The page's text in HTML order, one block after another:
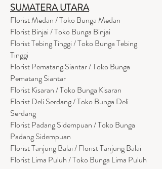
SUMATERA UTARA
Florist Medan / Toko Bunga Medan
Florist Binjai / Toko Bunga Binjai
Florist Tebing Tinggi / Toko Bunga Tebing
Tinggi
Florist Pematang Siantar / Toko Bunga
Pematang Siantar
Florist Kisaran / Toko Bunga Kisaran
Florist Deli Serdang / Toko Bunga Deli
Serdang
Florist Padang Sidempuan / Toko Bunga
Padang Sidempuan
Florist Tanjung Balai / Florist Tanjung Balai
Florist Lima Puluh / Toko Bunga Lima Puluh